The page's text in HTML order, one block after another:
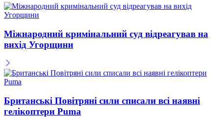
Міжнародний кримінальний суд відреагував на
вихід Угорщини
Британські Повітряні сили списали всі наявні
гелікоптери Puma